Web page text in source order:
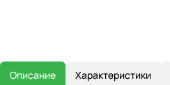
Описание Характеристики